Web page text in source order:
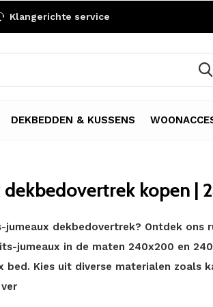
DEKBEDDEN & KUSSENS
Klangerichte service
kopen
jumeaux dekbedovertrek? Ontdek ons
jumeaux in de maten 240x200 en
bed. Kies uit diverse materialen zoals